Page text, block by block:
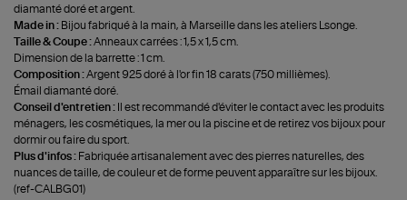
diamanté doré et argent.
Made in : Bijou fabriqué à la main, à Marseille dans les ateliers Lsonge.
Taille & Coupe :Anneaux carrées : 1,5 x 1,5 cm.
Dimension de la barrette : 1 cm.
Composition :Argent 925 doré à l'or fin 18 carats (750 millièmes).
Émail diamanté doré.
Conseil d'entretien :
Il est recommandé d'éviter le contact avec les produits
ménagers, les cosmétiques, la mer ou la piscine et de retirez vos bijoux pour
dormir ou faire du sport.
Plus d'infos : Fabriquée artisanalement avec des pierres naturelles, des
nuances de taille, de couleur et de forme peuvent apparaître sur les bijoux.
(ref-CALBG01)